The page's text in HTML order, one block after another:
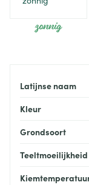
zonnig
Latijnse naam
Kleur
Grondsoort
Teeltmoeilijkheid